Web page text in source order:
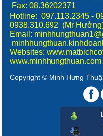
Fax: 08.36202371
Hotline: 097.113.2345 -
0938.310.692 (Mr
Email:
Websites:
www.minhhungthuan.com
Copyright © Minh Hưng